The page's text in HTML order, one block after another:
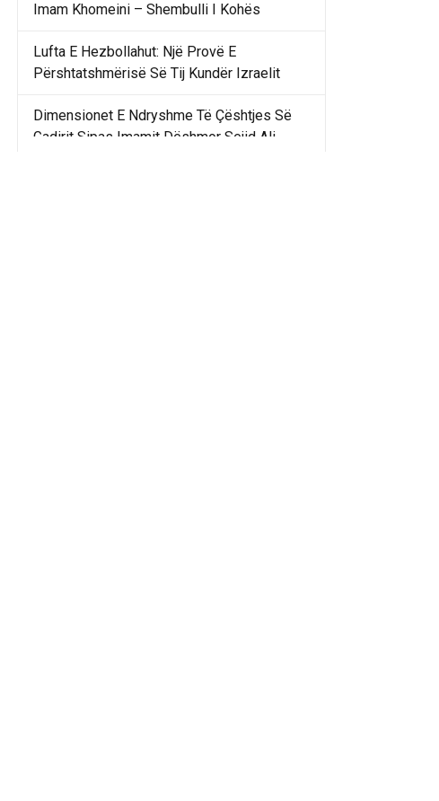
Imam Khomeini – Shembulli I Kohës
Lufta E Hezbollahut: Një Provë E
Përshtatshmërisë Së Tij Kundër Izraelit
Dimensionet E Ndryshme Të Çështjes Së
Gadirit Sipas Imamit Dëshmor Sejid Ali